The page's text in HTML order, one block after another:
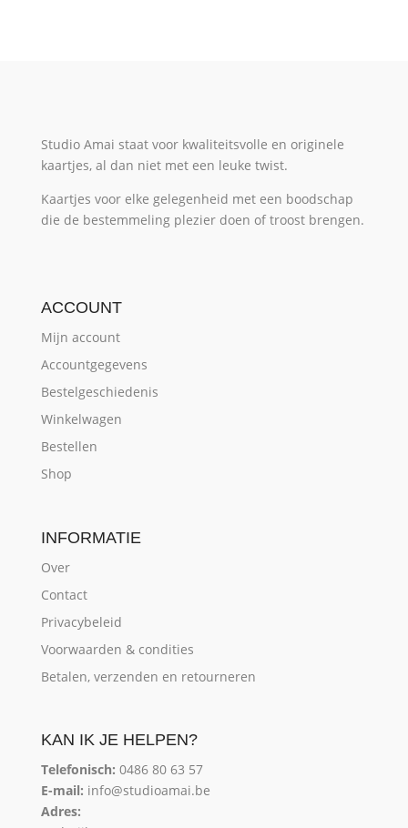
Studio Amai staat voor kwaliteitsvolle en originele
kaartjes, al dan niet met een leuke twist.
Kaartjes voor elke gelegenheid met een boodschap
die de bestemmeling plezier doen of troost brengen.
ACCOUNT
Mijn account
Accountgegevens
Bestelgeschiedenis
Winkelwagen
Bestellen
Shop
INFORMATIE
Over
Contact
Privacybeleid
Voorwaarden & condities
Betalen, verzenden en retourneren
KAN IK JE HELPEN?
Telefonisch: 0486 80 63 57
E-mail: info@studioamai.be
Adres: